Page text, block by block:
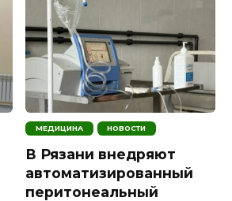
МЕДИЦИНА НОВОСТИ
В Рязани внедряют
автоматизированный
перитонеальный